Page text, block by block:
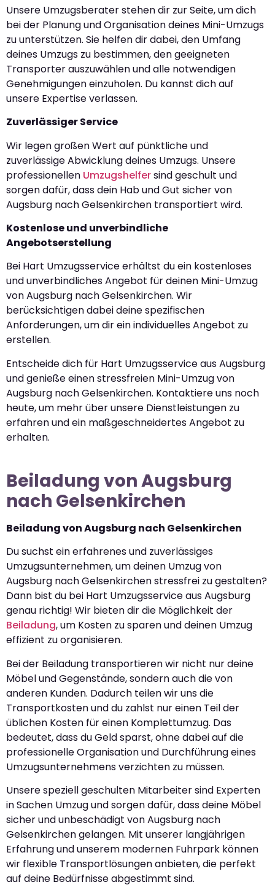
Unsere Umzugsberater stehen dir zur Seite, um dich
bei der Planung und Organisation deines Mini-Umzugs
zu unterstützen. Sie helfen dir dabei, den Umfang
deines Umzugs zu bestimmen, den geeigneten
Transporter auszuwählen und alle notwendigen
Genehmigungen einzuholen. Du kannst dich auf
unsere Expertise verlassen.
Zuverlässiger Service
Wir legen großen Wert auf pünktliche und
zuverlässige Abwicklung deines Umzugs. Unsere
professionellen Umzugshelfersind geschult und
sorgen dafür, dass dein Hab und Gut sicher von
Augsburg nach Gelsenkirchen transportiert wird.
Kostenlose und unverbindliche
Angebotserstellung
Bei Hart Umzugsservice erhältst du ein kostenloses
und unverbindliches Angebot für deinen Mini-Umzug
von Augsburg nach Gelsenkirchen. Wir
berücksichtigen dabei deine spezifischen
Anforderungen, um dir ein individuelles Angebot zu
erstellen.
Entscheide dich für Hart Umzugsservice aus Augsburg
und genieße einen stressfreien Mini-Umzug von
Augsburg nach Gelsenkirchen. Kontaktiere uns noch
heute, um mehr über unsere Dienstleistungen zu
erfahren und ein maßgeschneidertes Angebot zu
erhalten.
Beiladung von Augsburg
nach Gelsenkirchen
Beiladung von Augsburg nach Gelsenkirchen
Du suchst ein erfahrenes und zuverlässiges
Umzugsunternehmen, um deinen Umzug von
Augsburg nach Gelsenkirchen stressfrei zu gestalten?
Dann bist du bei Hart Umzugsservice aus Augsburg
genau richtig! Wir bieten dir die Möglichkeit der
Beiladung, um Kosten zu sparen und deinen Umzug
effizient zu organisieren.
Bei der Beiladung transportieren wir nicht nur deine
Möbel und Gegenstände, sondern auch die von
anderen Kunden. Dadurch teilen wir uns die
Transportkosten und du zahlst nur einen Teil der
üblichen Kosten für einen Komplettumzug. Das
bedeutet, dass du Geld sparst, ohne dabei auf die
professionelle Organisation und Durchführung eines
Umzugsunternehmens verzichten zu müssen.
Unsere speziell geschulten Mitarbeiter sind Experten
in Sachen Umzug und sorgen dafür, dass deine Möbel
sicher und unbeschädigt von Augsburg nach
Gelsenkirchen gelangen. Mit unserer langjährigen
Erfahrung und unserem modernen Fuhrpark können
wir flexible Transportlösungen anbieten, die perfekt
auf deine Bedürfnisse abgestimmt sind.